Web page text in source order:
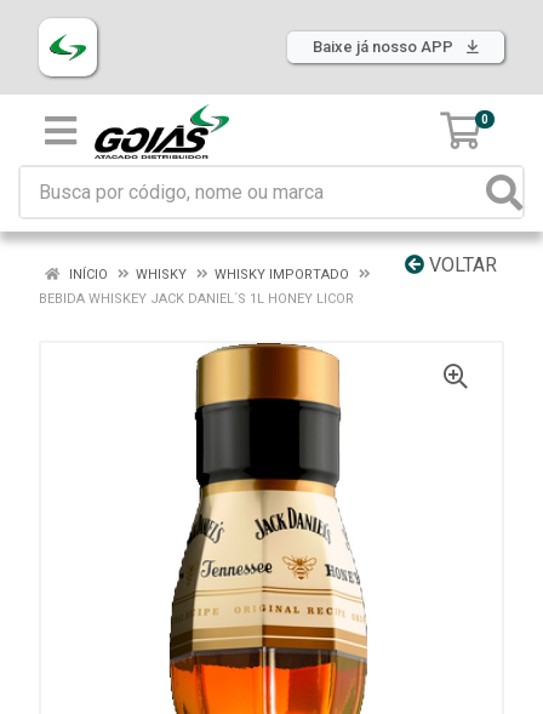
Baixe já nosso APP
0
VOLTAR
INÍCIO WHISKY
WHISKY IMPORTADO
BEBIDA WHISKEY JACK DANIEL´S 1L HONEY LICOR